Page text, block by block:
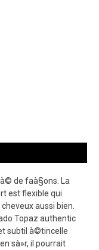
de faà§ons. La
est flexible qui
aussi bien.
Topaz authentic
subtil à©tincelle
sà»r, il pourrait